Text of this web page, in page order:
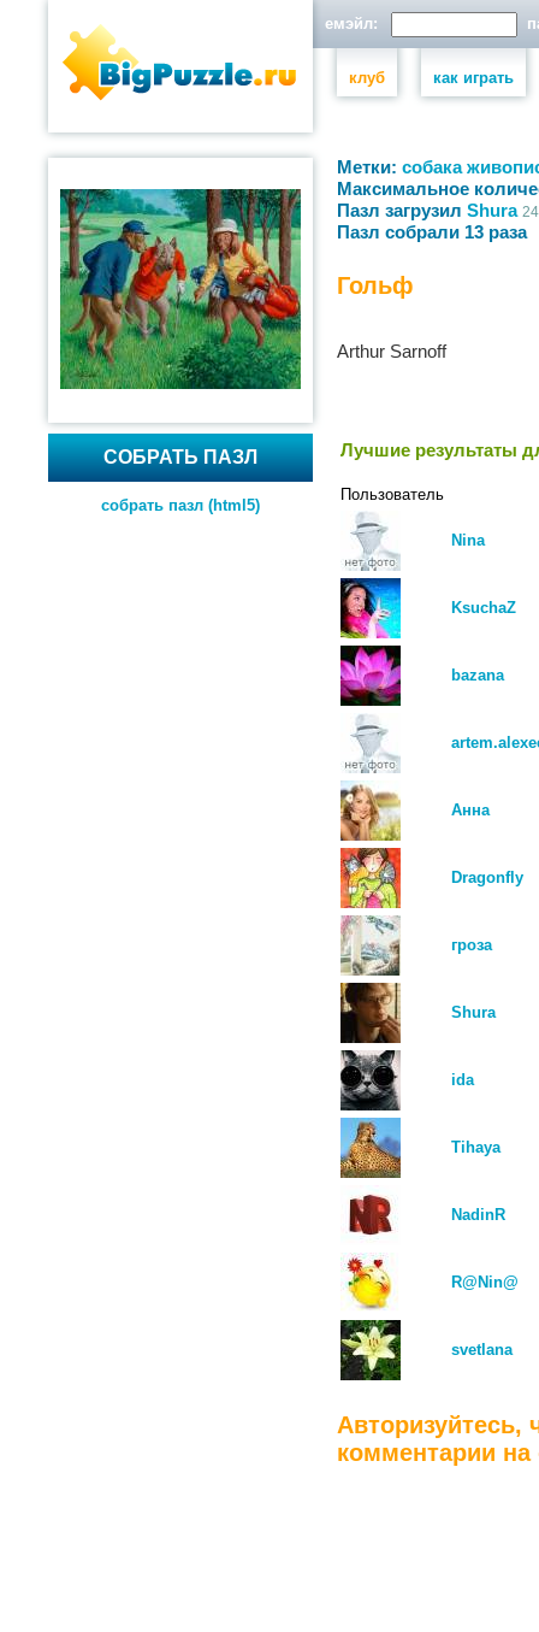
емэйл:
клуб как играть
СОБРАТЬ ПАЗЛ
собрать пазл (html5)
Метки: собака
Максимальное
Пазл загрузил Shura
Пазл собрали 13 раза
Гольф
Arthur Sarnoff
Лучшие результаты
Пользователь
Nina
KsuchaZ
bazana
Анна
Dragonfly
гроза
Shura
ida
Tihaya
NadinR
R@Nin@
svetlana
Авторизуйтесь,
комментарии на